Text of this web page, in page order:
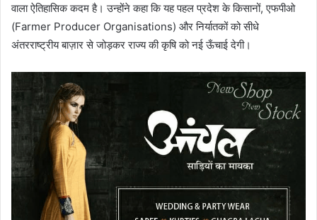
वाला ऐतिहासिक कदम है। उन्होंने कहा कि यह पहल प्रदेश के किसानों, एफपीओ
(Farmer Producer Organisations) और निर्यातकों को सीधे
अंतरराष्ट्रीय बाज़ार से जोड़कर राज्य की कृषि को नई ऊँचाई देगी।